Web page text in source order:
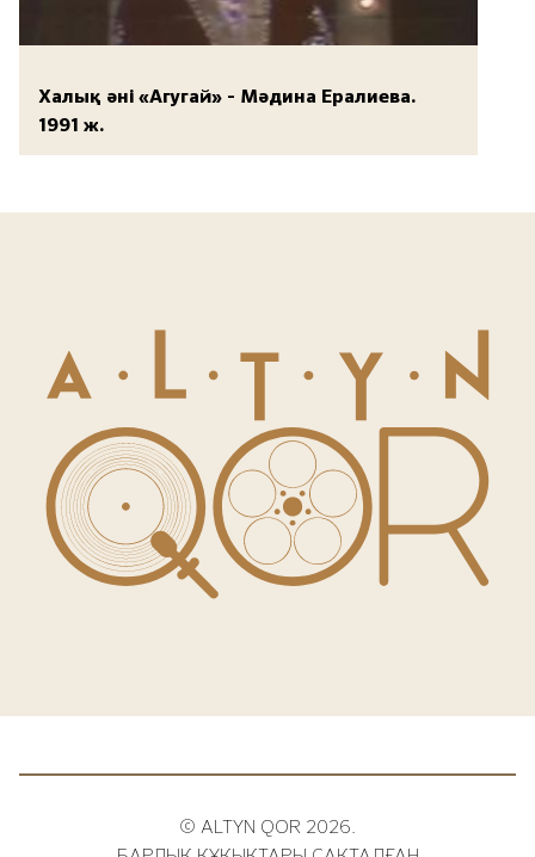
Халық әні «Агугай» - Мәдина Ералиева.
1991 ж.
© ALTYN QOR 2026.